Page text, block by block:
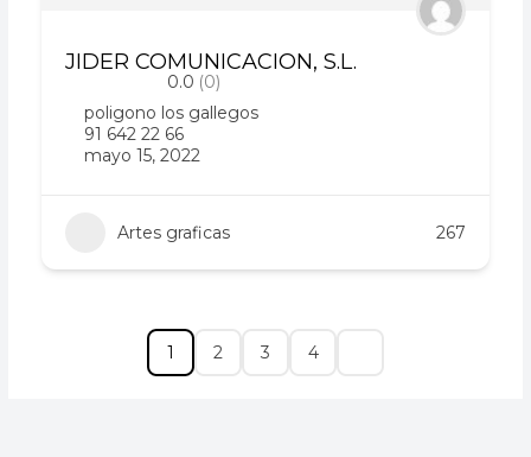
JIDER COMUNICACION, S.L.
0.0 (0)
poligono los gallegos
91 642 22 66
mayo 15, 2022
Artes graficas 267
1 2 3 4